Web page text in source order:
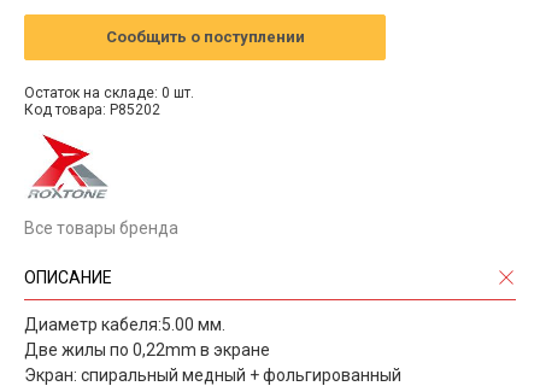
Сообщить о поступлении
Остаток на складе: 0 шт.
Код товара: P85202
Все товары бренда
ОПИСАНИЕ
Диаметр кабеля:5.00 мм.
Две жилы по 0,22mm в экране
Экран: спиральный медный + фольгированный